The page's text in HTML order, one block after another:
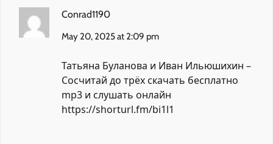
Conrad1190
May 20, 2025 at 2:09 pm
Татьяна Буланова и Иван Ильюшихин –
Сосчитай до трёх скачать бесплатно
mp3 и слушать онлайн
https://shorturl.fm/bi1l1